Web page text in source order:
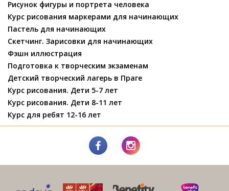
Рисунок фигуры и портрета человека
Курс рисования маркерами для начинающих
Пастель для начинающих
Скетчинг. Зарисовки для начинающих
Фэшн иллюстрация
Подготовка к творческим экзаменам
Детский творческий лагерь в Праге
Курс рисования. Дети 5-7 лет
Курс рисования. Дети 8-11 лет
Курс для ребят 12-16 лет